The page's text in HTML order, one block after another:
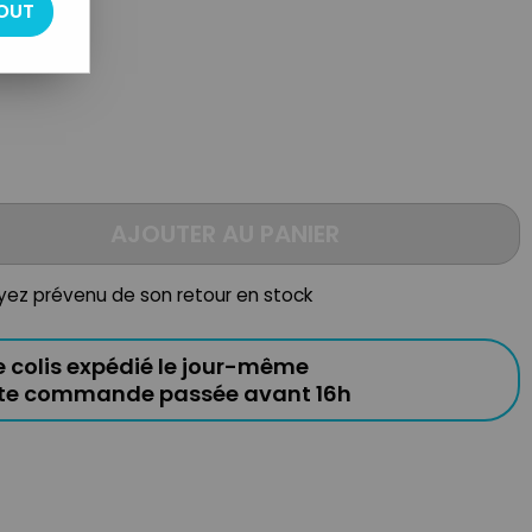
prévenu de son retour en stock
colis expédié le jour-même
commande passée avant 16h